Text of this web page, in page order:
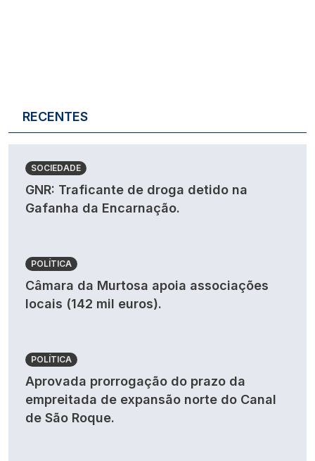
RECENTES
SOCIEDADE
GNR: Traficante de droga detido na
Gafanha da Encarnação.
POLÍTICA
Câmara da Murtosa apoia associações
locais (142 mil euros).
POLÍTICA
Aprovada prorrogação do prazo da
empreitada de expansão norte do Canal
de São Roque.